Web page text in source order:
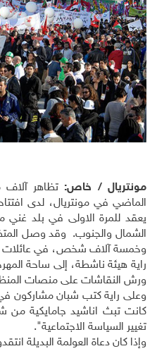
مونتريال / خاص: تظاهر آلاف
الماضي في مونتريال، لدى
يعقد للمرة الاولى في بلد غني
الشمال والجنوب. وقد وصل
وخمسة آلاف شخص، في عائلات
راية هيئة ناشطة، إلى ساحة
ورش النقاشات على منصات
وعلى راية كتب شبان مشاركون في
كانت تبث اناشيد جامايكية من
تغيير السياسة الاجتماعية".
وإذا كان دعاة العولمة البديلة